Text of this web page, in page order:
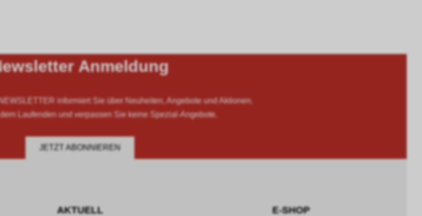
Anmeldung
informiert Sie über Neuheiten, Angebote und Aktionen.
dem Laufenden und verpassen Sie keine Spezial-Angebote.
JETZT ABONNIEREN
AKTUELL E-SHOP